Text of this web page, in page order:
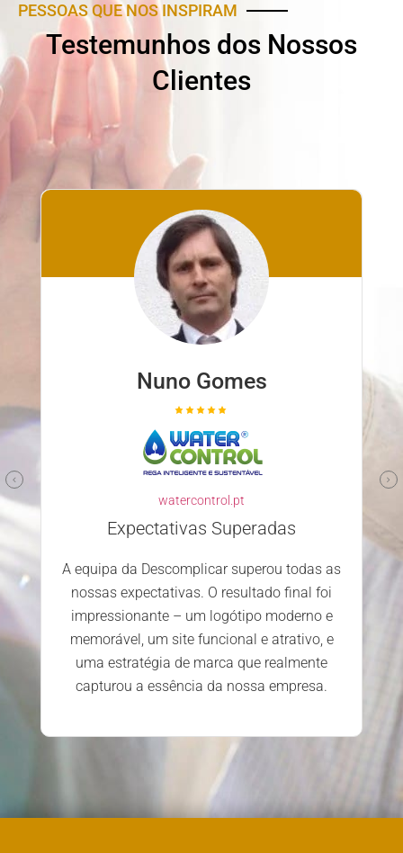
PESSOAS QUE NOS INSPIRAM
Testemunhos dos Nossos
Clientes
Nuno Gomes
watercontrol.pt
Expectativas Superadas
A equipa da Descomplicar superou todas as
nossas expectativas. O resultado final foi
impressionante – um logótipo moderno e
memorável, um site funcional e atrativo, e
uma estratégia de marca que realmente
capturou a essência da nossa empresa.